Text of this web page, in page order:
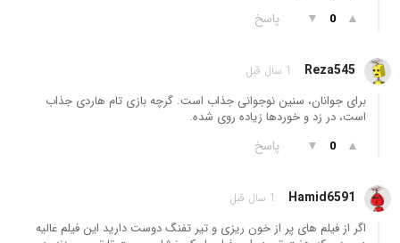
▲
0
▼ پاسخ
Reza545 1 سال قبل
برای جوانان، سنین نوجوانی جذاب است. گرچه بازی تام هاردی جذاب
است، در زد و خوردها زیاده روی شده.
▲
0
▼ پاسخ
Hamid6591 1 سال قبل
اگر از فیلم های پر از خون ریزی و تیر تفنگ دوست دارید این فیلم عالیه